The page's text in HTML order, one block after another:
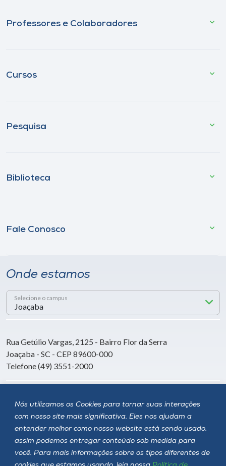
Nós utilizamos os Cookies para tornar suas interações
com nosso site mais significativa. Eles nos ajudam a
entender melhor como nosso website está sendo usado,
assim podemos entregar conteúdo sob medida para
você. Para mais informações sobre os tipos diferentes de
Professores e Colaboradores
Cursos
Pesquisa
Biblioteca
Fale Conosco
Onde estamos
Selecione o campus
Rua Getúlio Vargas, 2125 - Bairro Flor da Serra
Joaçaba - SC - CEP 89600-000
Telefone (49) 3551-2000
Siga a Unoesc